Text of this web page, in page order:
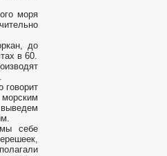
моря
до
в 60.
говорит
себе